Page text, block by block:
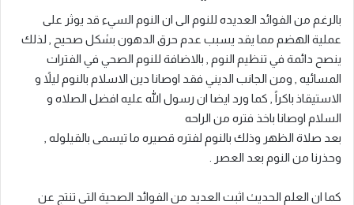
بالرغم من الفوائد العديده للنوم الى ان النوم السيء قد يوثر على
عملية الهضم مما يقد يسبب عدم حرق الدهون بشكل صحيح , لذلك
ينصح دائمة في تنظيم النوم , بالاضافة للنوم الصحي في الفترات
المسائيه , ومن الجانب الديني فقد اوصانا دين الاسلام بالنوم ليلاً و
الاستيقاذ باكراً , كما ورد ايضا ان رسول الله عليه افضل الصلاه و
السلام اوصانا باخذ فتره من الراحه
بعد صلاة الظهر وذلك بالنوم لفتره قصيره ما تيسمى بالقيلوله ,
وحذرنا من النوم بعد العصر .
كما ان العلم الحديث اثبت العديد من الفوائد الصحية التي تنتج عن